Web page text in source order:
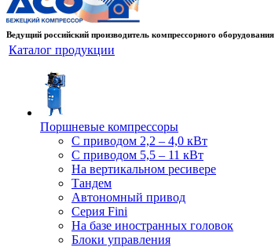
Ведущий российский производитель компрессорного оборудования
Каталог продукции
Поршневые компрессоры
С приводом 2,2 – 4,0 кВт
С приводом 5,5 – 11 кВт
На вертикальном ресивере
Тандем
Автономный привод
Серия Fini
На базе иностранных головок
Блоки управления